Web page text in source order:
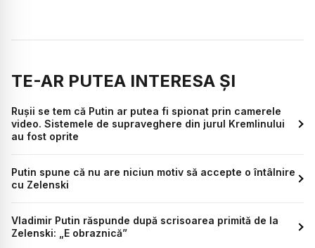
TE-AR PUTEA INTERESA ȘI
Rușii se tem că Putin ar putea fi spionat prin camerele
video. Sistemele de supraveghere din jurul Kremlinului
au fost oprite
Putin spune că nu are niciun motiv să accepte o întâlnire
cu Zelenski
Vladimir Putin răspunde după scrisoarea primită de la
Zelenski: „E obraznică”